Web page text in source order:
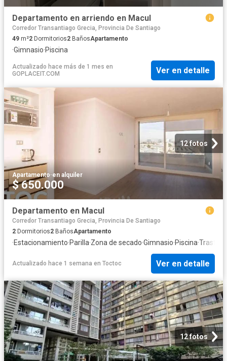
Departamento en arriendo en Macul
Corredor Transantiago Grecia, Provincia De Santiago
49 m²2 Dormitorios2 BañosApartamento
·Gimnasio·Piscina
Actualizado hace más de 1 mes en
GOPLACEIT.COM
Ver en detalle
12 fotos
Apartamento·en alquiler
$ 650.000
Departamento en Macul
Corredor Transantiago Grecia, Provincia De Santiago
2 Dormitorios2 BañosApartamento
·Estacionamiento·Parilla·Zona de secado·Gimnasio·Piscina·Trastero
Actualizado hace 1 semana en Toctoc Ver en detalle
12 fotos